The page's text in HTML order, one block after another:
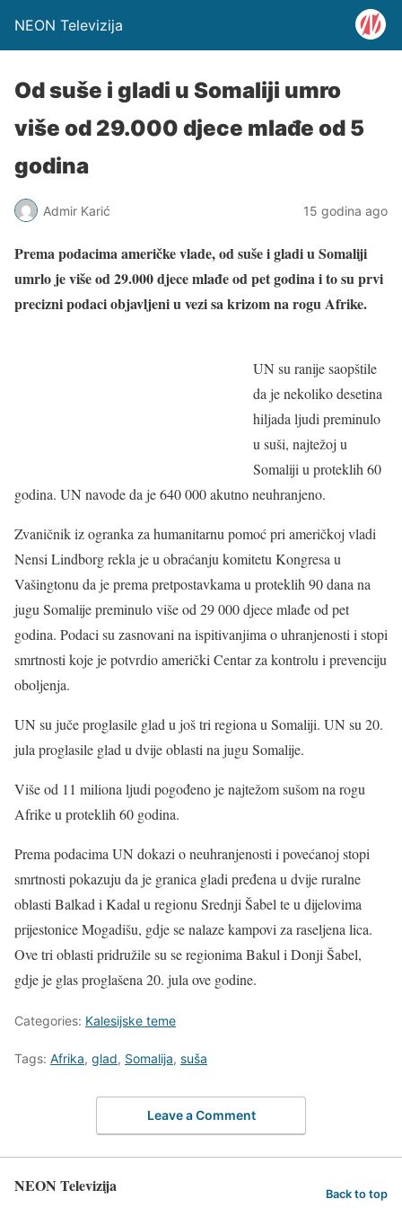
NEON Televizija
Od suše i gladi u Somaliji umro
više od 29.000 djece mlađe od 5
godina
Admir Karić 15 godina ago
Prema podacima američke vlade, od suše i gladi u Somaliji
umrlo je više od 29.000 djece mlađe od pet godina i to su prvi
precizni podaci objavljeni u vezi sa krizom na rogu Afrike.
UN su ranije saopštile
da je nekoliko desetina
hiljada ljudi preminulo
u suši, najtežoj u
Somaliji u proteklih 60
godina. UN navode da je 640 000 akutno neuhranjeno.
Zvaničnik iz ogranka za humanitarnu pomoć pri američkoj vladi
Nensi Lindborg rekla je u obraćanju komitetu Kongresa u
Vašingtonu da je prema pretpostavkama u proteklih 90 dana na
jugu Somalije preminulo više od 29 000 djece mlađe od pet
godina. Podaci su zasnovani na ispitivanjima o uhranjenosti i stopi
smrtnosti koje je potvrdio američki Centar za kontrolu i prevenciju
oboljenja.
UN su juče proglasile glad u još tri regiona u Somaliji. UN su 20.
jula proglasile glad u dvije oblasti na jugu Somalije.
Više od 11 miliona ljudi pogođeno je najtežom sušom na rogu
Afrike u proteklih 60 godina.
Prema podacima UN dokazi o neuhranjenosti i povećanoj stopi
smrtnosti pokazuju da je granica gladi pređena u dvije ruralne
oblasti Balkad i Kadal u regionu Srednji Šabel te u dijelovima
prijestonice Mogadišu, gdje se nalaze kampovi za raseljena lica.
Ove tri oblasti pridružile su se regionima Bakul i Donji Šabel,
gdje je glas proglašena 20. jula ove godine.
Categories: Kalesijske teme
Tags: Afrika, glad, Somalija, suša
Leave a Comment
NEON Televizija Back to top